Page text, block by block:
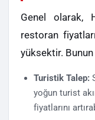
Genel olarak,
restoran
yüksektir. Bunun
Turistik Talep:
yoğun turist
fiyatlarını